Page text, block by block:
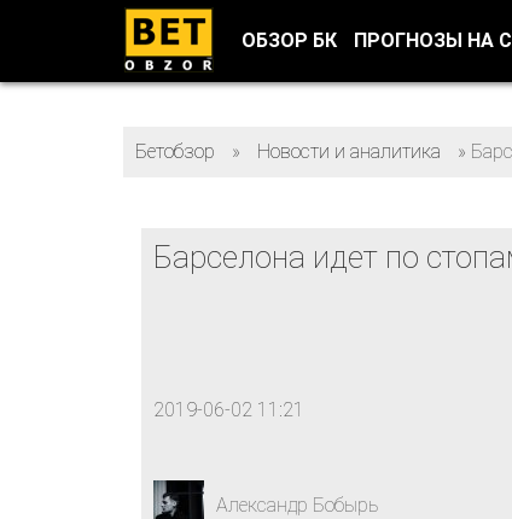
ОБЗОР БК ПРОГНОЗЫ НА
Бетобзор » Новости и аналитика »
Барселона идет по
2019-06-02 11:21
Александр Бобырь